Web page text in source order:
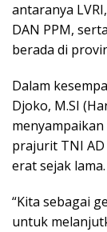
antaranya LVRI,
DAN PPM,
berada di
Dalam
Djoko, M.SI
prajurit TNI
erat sejak lama.
“Kita sebagai
untuk